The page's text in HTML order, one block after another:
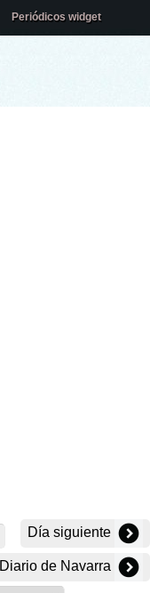
Periódicos widget
Día siguiente
Diario de Navarra